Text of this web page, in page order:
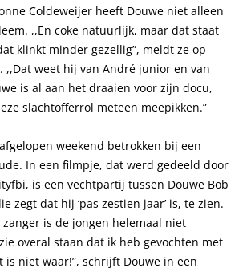
Coldeweijer heeft Douwe niet alleen
,,En coke natuurlijk, maar dat staat
klinkt minder gezellig”, meldt ze op
,,Dat weet hij van André junior en van
is al aan het draaien voor zijn docu,
slachtofferrol meteen meepikken.”
weekend betrokken bij een
In een filmpje, dat werd gedeeld door
is een vechtpartij tussen Douwe Bob
zegt dat hij ‘pas zestien jaar’ is, te zien.
zanger is de jongen helemaal niet
overal staan dat ik heb gevochten met
is niet waar!”, schrijft Douwe in een